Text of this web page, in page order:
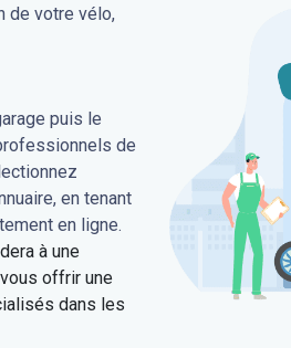
de votre vélo,
puis le
de
en tenant
en ligne.
à une
offrir une
dans les